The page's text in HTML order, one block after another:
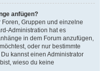
anfügen?
Gruppen und einzelne
Administration hat es
in dem Forum anzufügen,
oder nur bestimmte
kannst einen Administrator
wieso du keine